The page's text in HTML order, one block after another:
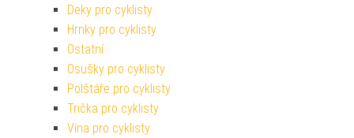
Deky pro cyklisty
Hrnky pro cyklisty
Ostatní
Osušky pro cyklisty
Polštáře pro cyklisty
Trička pro cyklisty
Vína pro cyklisty